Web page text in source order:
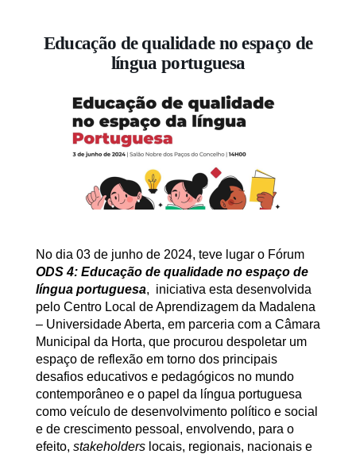
Educação de qualidade no espaço de
língua portuguesa
No dia 03 de junho de 2024, teve lugar o Fórum
ODS 4: Educação de qualidade no espaço de
língua portuguesa, iniciativa esta desenvolvida
pelo Centro Local de Aprendizagem da Madalena
– Universidade Aberta, em parceria com a Câmara
Municipal da Horta, que procurou despoletar um
espaço de reflexão em torno dos principais
desafios educativos e pedagógicos no mundo
contemporâneo e o papel da língua portuguesa
como veículo de desenvolvimento político e social
e de crescimento pessoal, envolvendo, para o
efeito, stakeholders locais, regionais, nacionais e